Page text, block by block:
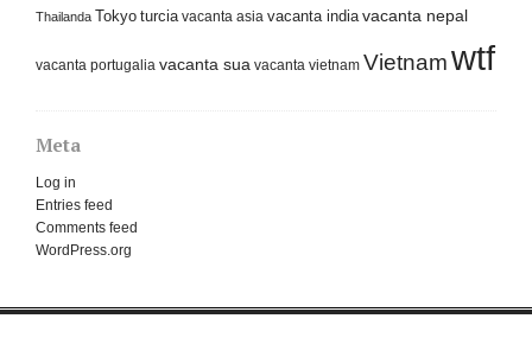
Thailanda Tokyo turcia vacanta asia vacanta india vacanta nepal
vacanta portugalia vacanta sua vacanta vietnam Vietnamwtf
Meta
Log in
Entries feed
Comments feed
WordPress.org